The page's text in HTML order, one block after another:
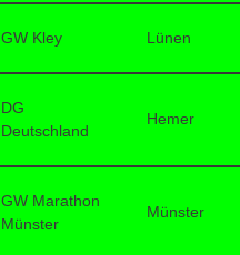
GW Kley Lünen
DG
Deutschland
Hemer
GW Marathon
Münster
Münster